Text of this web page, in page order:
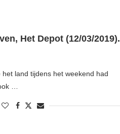
Het Depot (12/03/2019).
land tijdens het weekend had
…